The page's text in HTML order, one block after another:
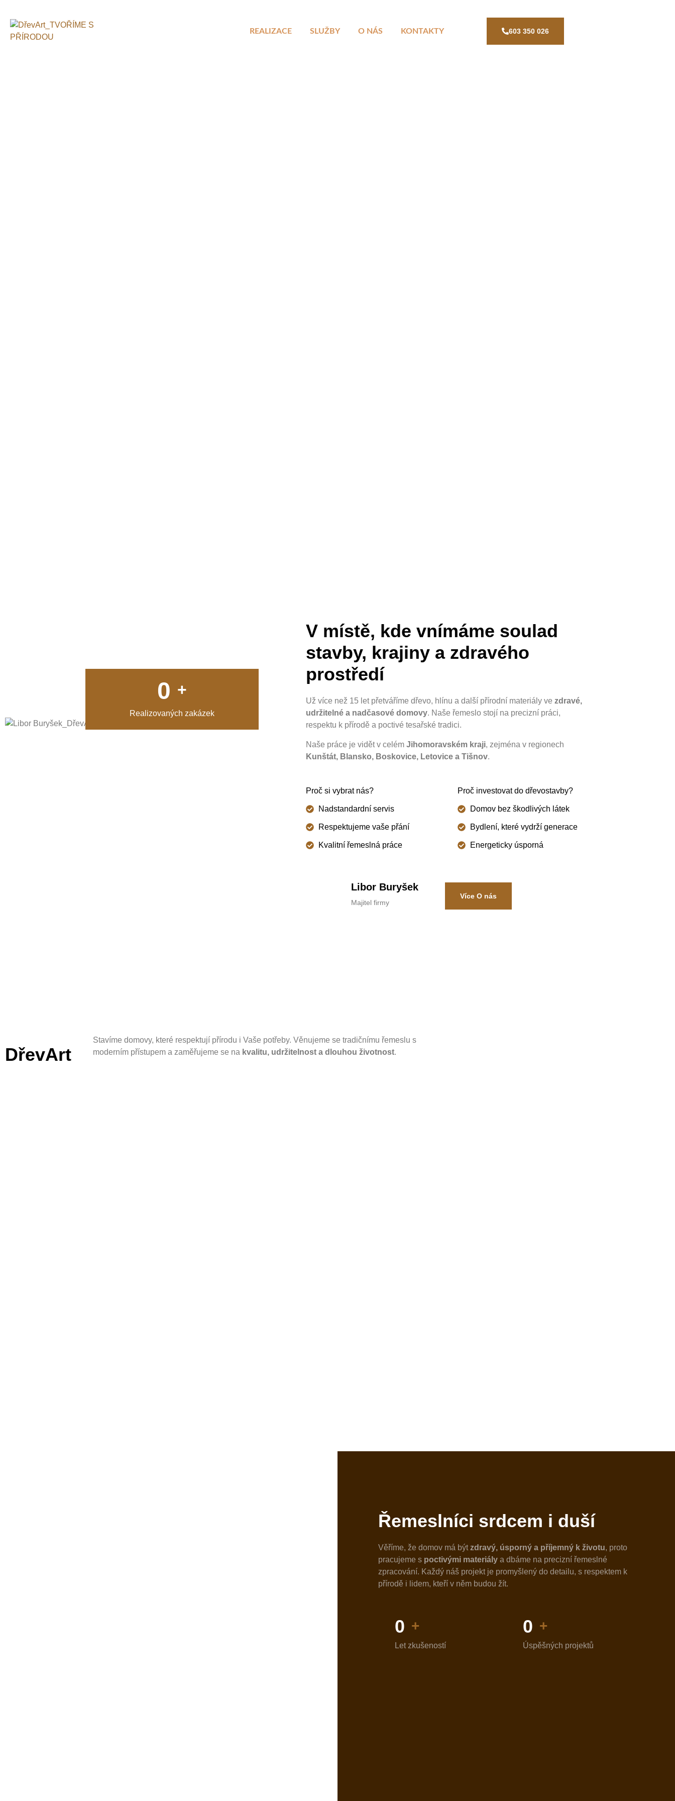
REALIZACE SLUŽBY O NÁS KONTAKTY 603 350 026
0 +
Realizovaných zakázek
V místě, kde vnímáme soulad
stavby, krajiny a zdravého
prostředí
Už více než 15 let přetváříme dřevo, hlínu a další přírodní materiály ve zdravé,
udržitelné a nadčasové domovy. Naše řemeslo stojí na precizní práci,
respektu k přírodě a poctivé tesařské tradici.
Naše práce je vidět v celém Jihomoravském kraji, zejména v regionech
Kunštát, Blansko, Boskovice, Letovice a Tišnov.
Proč si vybrat nás?
Nadstandardní servis
Respektujeme vaše přání
Kvalitní řemeslná práce
Proč investovat do dřevostavby?
Domov bez škodlivých látek
Bydlení, které vydrží generace
Energeticky úsporná
Libor Buryšek
Majitel firmy
Více O nás
DřevArt
Stavíme domovy, které respektují přírodu i Vaše potřeby. Věnujeme se tradičnímu řemeslu s
moderním přístupem a zaměřujeme se na kvalitu, udržitelnost a dlouhou životnost.
Řemeslníci srdcem i duší
Věříme, že domov má býtzdravý, úsporný a příjemný k životu, proto
pracujeme s poctivými materiálya dbáme na precizní řemeslné
zpracování. Každý náš projekt je promyšlený do detailu, s respektem k
přírodě i lidem, kteří v něm budou žít.
0 +
Let zkušeností
0 +
Úspěšných projektů